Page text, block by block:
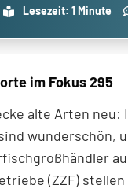
Lesezeit: 1 Minute
im Fokus 295
alte Arten
wunderschön,
(ZZF)